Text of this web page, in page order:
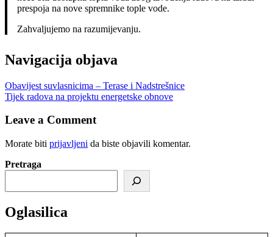
prespoja na nove spremnike tople vode.
Zahvaljujemo na razumijevanju.
Navigacija objava
Obavijest suvlasnicima – Terase i Nadstrešnice
Tijek radova na projektu energetske obnove
Leave a Comment
Morate biti prijavljeni da biste objavili komentar.
Pretraga
Oglasilica